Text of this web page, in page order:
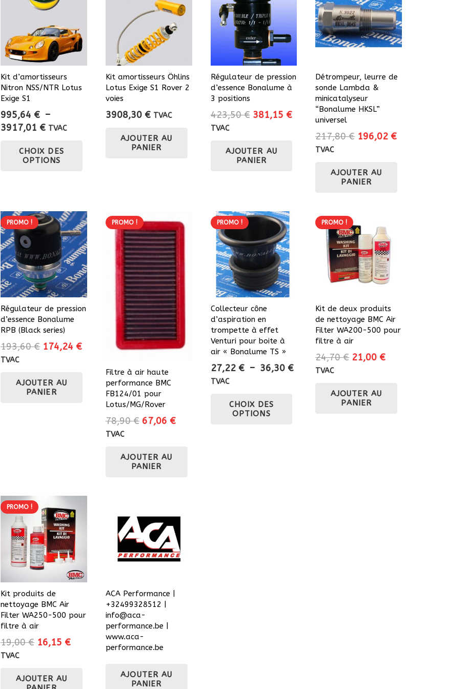
Kit d’amortisseurs
Nitron NSS/NTR Lotus
Exige S1
995,64 € –
3917,01 €Plage
prix :
995,64 €
TVAC
CHOIX DES
OPTIONS
options
peuvent
être
sur
la
page
Kit amortisseurs Öhlins
Lotus Exige S1 Rover 2
voies
3908,30 € TVAC
AJOUTER AU
PANIER
Régulateur de pression
d’essence Bonalume à
3 positions
423,50€ Le
était :
423,50 €.
381,15 €Le
actuel
TVAC
AJOUTER AU
PANIER
Détrompeur, leurre de
sonde Lambda &
minicatalyseur
“Bonalume HKSL”
universel
217,80€ Le
était :
217,80 €.
196,02 €Le
TVAC
AJOUTER AU
PANIER
PROMO !
Régulateur de pression
d’essence Bonalume
RPB (Black series)
193,60€ Le
était :
193,60 €.
174,24 €Le
actuel
174,24 €.
TVAC
AJOUTER AU
PANIER
PROMO !
Filtre à air haute
performance BMC
FB124/01 pour
Lotus/MG/Rover
78,90€ Le
était :
78,90 €.
67,06 €Le
TVAC
AJOUTER AU
PANIER
PROMO !
Collecteur cône
d’aspiration en
trompette à effet
Venturi pour boite à
air « Bonalume TS »
27,22 € – 36,30 €Plage
TVAC
CHOIX DES
OPTIONS
PROMO !
Kit de deux produits
de nettoyage BMC Air
Filter WA200-500 pour
filtre à air
24,70€ Le
était :
24,70 €.
21,00 €Le
TVAC
AJOUTER AU
PANIER
PROMO !
Kit produits de
nettoyage BMC Air
Filter WA250-500 pour
filtre à air
19,00€ Le
était :
16,15 €Le
TVAC
AJOUTER AU
ACA Performance |
+32499328512 |
info@aca-
performance.be |
www.aca-
performance.be
AJOUTER AU
PANIER